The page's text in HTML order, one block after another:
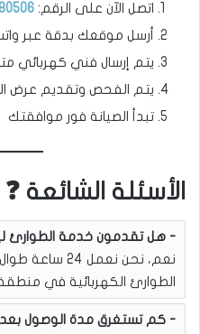
اتصل الآن على الرقم:
أرسل موقعك بدقة عبر
يتم إرسال فني كهربائي
يتم الفحص وتقديم عرض
تبدأ الصيانة فور موافقتك
الأسئلة الشائعة ❓
هل تقدمون خدمة الطوارئ
نعم، نحن نعمل
الطوارئ الكهربائية في
كم تستغرق مدة الوصول بعد